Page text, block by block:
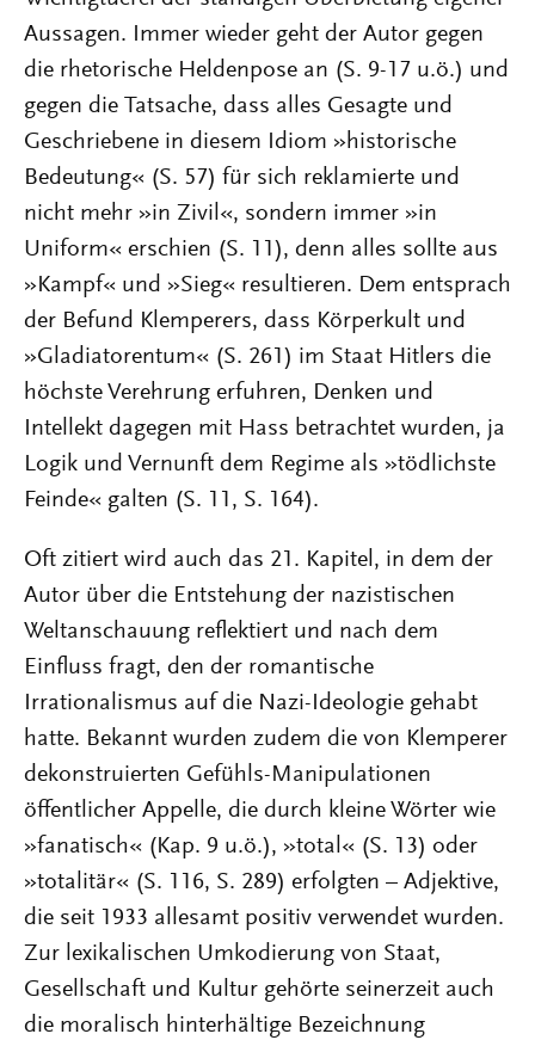
Aussagen. Immer wieder geht der Autor gegen
die rhetorische Heldenpose an (S. 9-17 u.ö.) und
gegen die Tatsache, dass alles Gesagte und
Geschriebene in diesem Idiom »historische
Bedeutung« (S. 57) für sich reklamierte und
nicht mehr »in Zivil«, sondern immer »in
Uniform« erschien (S. 11), denn alles sollte aus
»Kampf« und »Sieg« resultieren. Dem entsprach
der Befund Klemperers, dass Körperkult und
»Gladiatorentum« (S. 261) im Staat Hitlers die
höchste Verehrung erfuhren, Denken und
Intellekt dagegen mit Hass betrachtet wurden, ja
Logik und Vernunft dem Regime als »tödlichste
Feinde« galten (S. 11, S. 164).
Oft zitiert wird auch das 21. Kapitel, in dem der
Autor über die Entstehung der nazistischen
Weltanschauung reflektiert und nach dem
Einfluss fragt, den der romantische
Irrationalismus auf die Nazi-Ideologie gehabt
hatte. Bekannt wurden zudem die von Klemperer
dekonstruierten Gefühls-Manipulationen
öffentlicher Appelle, die durch kleine Wörter wie
»fanatisch« (Kap. 9 u.ö.), »total« (S. 13) oder
»totalitär« (S. 116, S. 289) erfolgten – Adjektive,
die seit 1933 allesamt positiv verwendet wurden.
Zur lexikalischen Umkodierung von Staat,
Gesellschaft und Kultur gehörte seinerzeit auch
die moralisch hinterhältige Bezeichnung